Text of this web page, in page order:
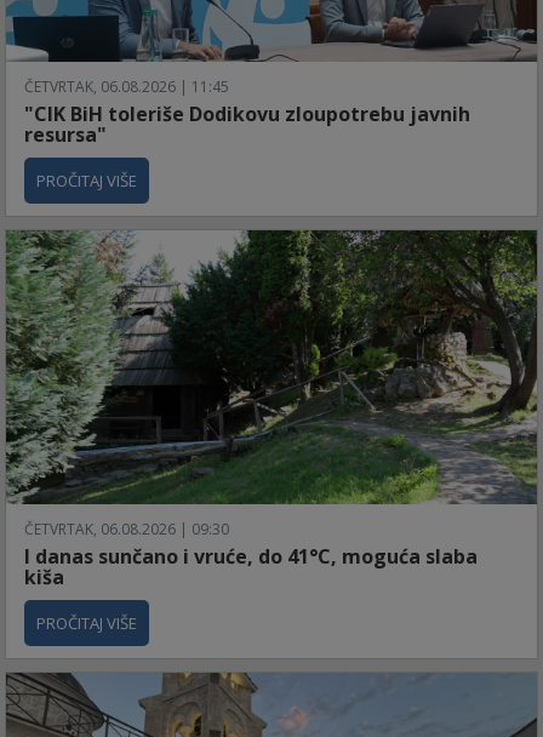
ČETVRTAK, 06.08.2026 | 11:45
"CIK BiH toleriše Dodikovu zloupotrebu javnih
resursa"
PROČITAJ VIŠE
ČETVRTAK, 06.08.2026 | 09:30
I danas sunčano i vruće, do 41°C, moguća slaba
kiša
PROČITAJ VIŠE